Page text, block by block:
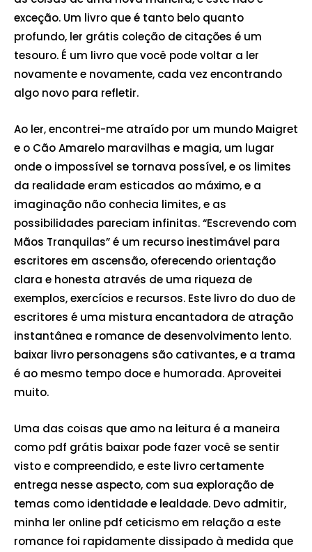
exceção. Um livro que é tanto belo quanto
profundo, ler grátis coleção de citações é um
tesouro. É um livro que você pode voltar a ler
novamente e novamente, cada vez encontrando
algo novo para refletir.
Ao ler, encontrei-me atraído por um mundo Maigret
e o Cão Amarelo maravilhas e magia, um lugar
onde o impossível se tornava possível, e os limites
da realidade eram esticados ao máximo, e a
imaginação não conhecia limites, e as
possibilidades pareciam infinitas. “Escrevendo com
Mãos Tranquilas” é um recurso inestimável para
escritores em ascensão, oferecendo orientação
clara e honesta através de uma riqueza de
exemplos, exercícios e recursos. Este livro do duo de
escritores é uma mistura encantadora de atração
instantânea e romance de desenvolvimento lento.
baixar livro personagens são cativantes, e a trama
é ao mesmo tempo doce e humorada. Aproveitei
muito.
Uma das coisas que amo na leitura é a maneira
como pdf grátis baixar pode fazer você se sentir
visto e compreendido, e este livro certamente
entrega nesse aspecto, com sua exploração de
temas como identidade e lealdade. Devo admitir,
minha ler online pdf ceticismo em relação a este
romance foi rapidamente dissipado à medida que